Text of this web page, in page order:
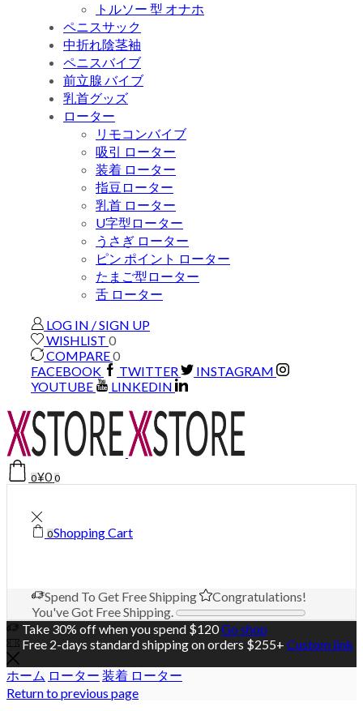
トルソー 型 オナホ
ペニスサック
中折れ陰茎袖
ペニスバイブ
前立腺 バイブ
乳首グッズ
ローター
リモコンバイブ
吸引 ローター
装着 ローター
指豆ローター
乳首 ローター
U字型ローター
うさぎ ローター
ピン ポイント ローター
たまご型ローター
舌 ローター
LOG IN / SIGN UP
WISHLIST 0
COMPARE0
FACEBOOK
TWITTER
INSTAGRAM
YOUTUBE
LINKEDIN
0¥0 0
0Shopping Cart
Spend To Get Free Shipping
Congratulations!
You've Got Free Shipping.
Take 30% off when you spend $120Go shop
Free 2-days standard shipping on orders $255+ Custom link
ホーム ローター 装着 ローター
Return to previous page